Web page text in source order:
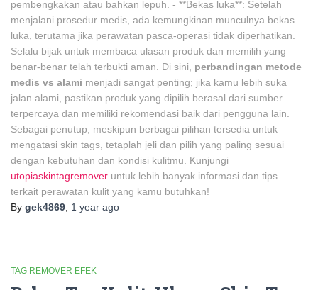
pembengkakan atau bahkan lepuh. - **Bekas luka**: Setelah
menjalani prosedur medis, ada kemungkinan munculnya bekas
luka, terutama jika perawatan pasca-operasi tidak diperhatikan.
Selalu bijak untuk membaca ulasan produk dan memilih yang
benar-benar telah terbukti aman. Di sini, perbandingan metode
medis vs alami menjadi sangat penting; jika kamu lebih suka
jalan alami, pastikan produk yang dipilih berasal dari sumber
terpercaya dan memiliki rekomendasi baik dari pengguna lain.
Sebagai penutup, meskipun berbagai pilihan tersedia untuk
mengatasi skin tags, tetaplah jeli dan pilih yang paling sesuai
dengan kebutuhan dan kondisi kulitmu. Kunjungi
utopiaskintagremover untuk lebih banyak informasi dan tips
terkait perawatan kulit yang kamu butuhkan!
By gek4869 1 year ago
TAG REMOVER EFEK